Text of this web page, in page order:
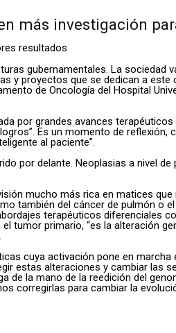
más investigación
gubernamentales. La sociedad
y proyectos que se dedican a
de Oncología del Hospital
por grandes avances
Es un momento de reflexión,
al paciente”.
por delante. Neoplasias a nivel
mucho más rica en matices
también del cáncer de pulmón o
terapéuticos diferenciales
tumor primario, “es la alteración
cuya activación pone en marcha
estas alteraciones y cambiar las
la mano de la reedición del
corregirlas para cambiar la